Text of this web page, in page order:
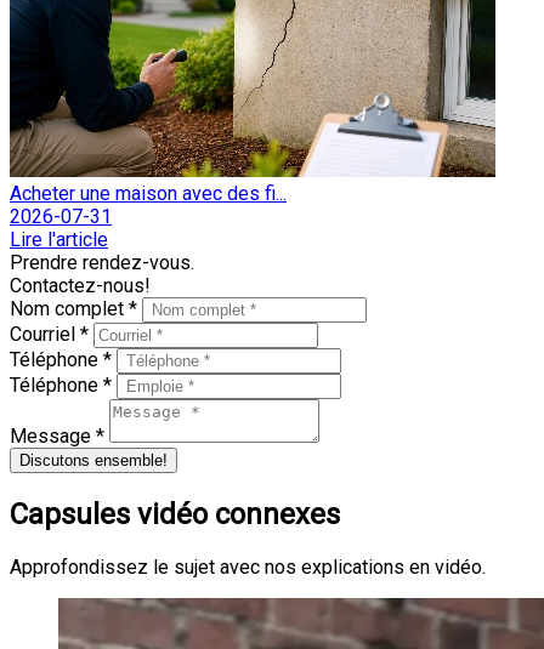
Acheter une maison avec des fi...
2026-07-31
Lire l'article
Prendre rendez-vous.
Contactez-nous!
Nom complet *
Courriel *
Téléphone *
Téléphone *
Message *
Discutons ensemble!
Capsules vidéo connexes
Approfondissez le sujet avec nos explications en vidéo.